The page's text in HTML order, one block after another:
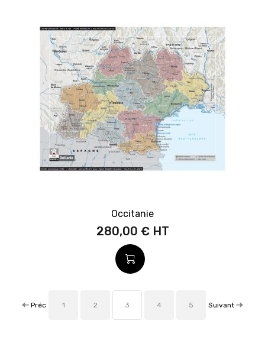
Occitanie
280,00 €
Préc 1 2 3 4 5 Suivant